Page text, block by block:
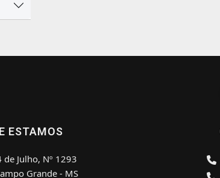
ESTAMOS
de Julho, Nº 1293
Grande - MS